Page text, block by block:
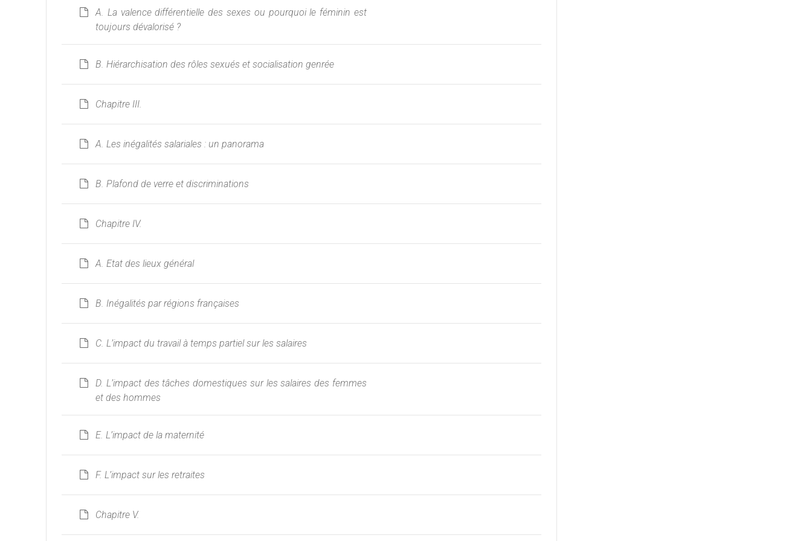
A. La valence différentielle des sexes ou pourquoi le féminin est
toujours dévalorisé ?
B. Hiérarchisation des rôles sexués et socialisation genrée
Chapitre III.
A. Les inégalités salariales : un panorama
B. Plafond de verre et discriminations
Chapitre IV.
A. Etat des lieux général
B. Inégalités par régions françaises
C. L’impact du travail à temps partiel sur les salaires
D. L’impact des tâches domestiques sur les salaires des femmes
et des hommes
E. L’impact de la maternité
F. L’impact sur les retraites
Chapitre V.